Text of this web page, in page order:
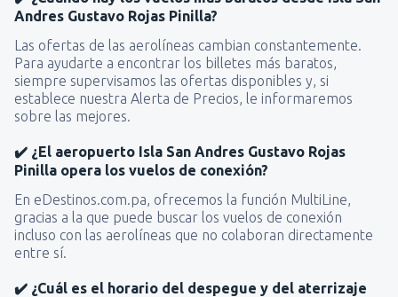
Andres Gustavo Rojas Pinilla?
Las ofertas de las aerolíneas cambian constantemente.
Para ayudarte a encontrar los billetes más baratos,
siempre supervisamos las ofertas disponibles y, si
establece nuestra Alerta de Precios, le informaremos
sobre las mejores.
✔️ ¿El aeropuerto Isla San Andres Gustavo Rojas
Pinilla opera los vuelos de conexión?
En eDestinos.com.pa, ofrecemos la función MultiLine,
gracias a la que puede buscar los vuelos de conexión
incluso con las aerolíneas que no colaboran directamente
entre sí.
✔️ ¿Cuál es el horario del despegue y del aterrizaje